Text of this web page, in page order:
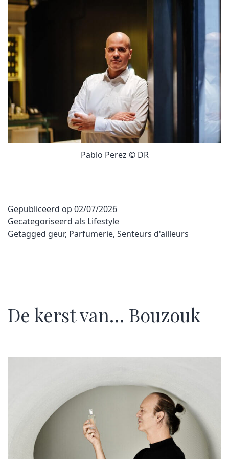
Pablo Perez © DR
Gepubliceerd op 02/07/2026
Gecategoriseerd als Lifestyle
Getagged geur, Parfumerie, Senteurs d'ailleurs
De kerst van… Bouzouk